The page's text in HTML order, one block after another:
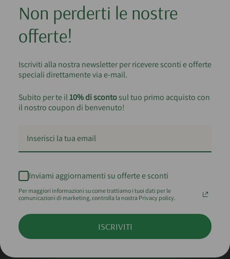
Non perderti le nostre
offerte!
Iscriviti alla nostra newsletter per ricevere sconti e offerte
speciali direttamente via e-mail.
Subito per te il10% di scontosul tuo primo acquisto con
il nostro coupon di benvenuto!
Inviami aggiornamenti su offerte e sconti
Per maggiori informazioni su come trattiamo i tuoi dati per le
comunicazioni di marketing, controlla la nostra Privacy policy.
ISCRIVITI